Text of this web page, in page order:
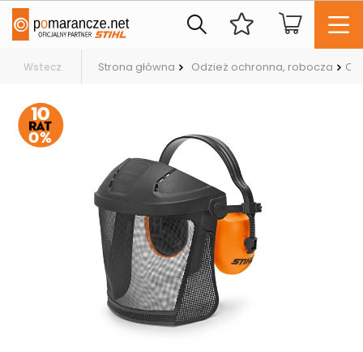
Wstecz Strona główna Odzież ochronna, robocza